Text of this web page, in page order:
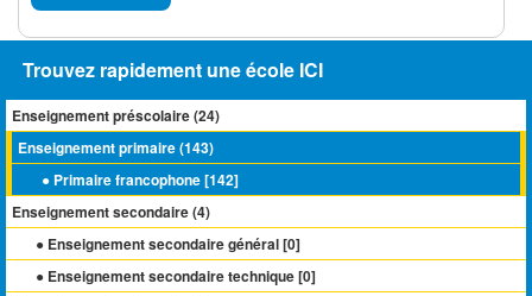
Trouvez rapidement une école ICI
Enseignement préscolaire (24)
Enseignement primaire (143)
● Primaire francophone [142]
Enseignement secondaire (4)
● Enseignement secondaire général [0]
● Enseignement secondaire technique [0]